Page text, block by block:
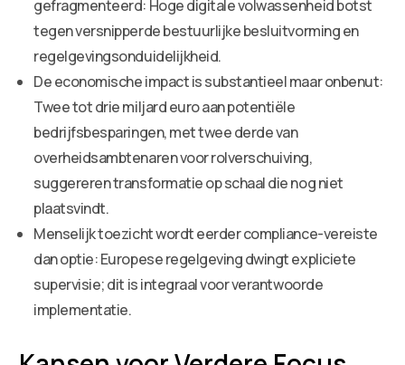
gefragmenteerd: Hoge digitale volwassenheid botst
tegen versnipperde bestuurlijke besluitvorming en
regelgevingsonduidelijkheid.
De economische impact is substantieel maar onbenut:
Twee tot drie miljard euro aan potentiële
bedrijfsbesparingen, met twee derde van
overheidsambtenaren voor rolverschuiving,
suggereren transformatie op schaal die nog niet
plaatsvindt.
Menselijk toezicht wordt eerder compliance-vereiste
dan optie: Europese regelgeving dwingt expliciete
supervisie; dit is integraal voor verantwoorde
implementatie.